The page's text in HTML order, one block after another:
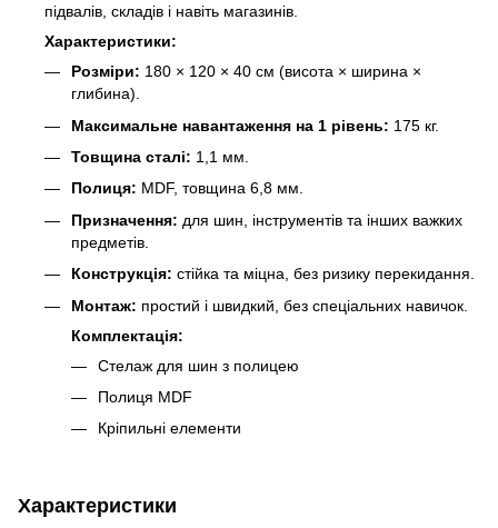
підвалів, складів і навіть магазинів.
Характеристики:
Розміри: 180 × 120 × 40 см (висота × ширина ×
глибина).
Максимальне навантаження на 1 рівень: 175 кг.
Товщина сталі: 1,1 мм.
Полиця: MDF, товщина 6,8 мм.
Призначення: для шин, інструментів та інших важких
предметів.
Конструкція: стійка та міцна, без ризику перекидання.
Монтаж: простий і швидкий, без спеціальних навичок.
Комплектація:
Стелаж для шин з полицею
Полиця MDF
Кріпильні елементи
Характеристики